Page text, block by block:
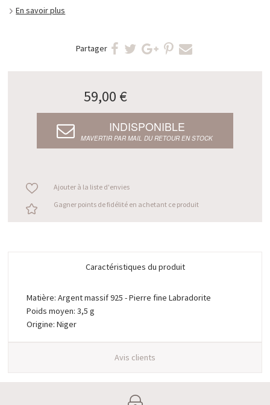
En savoir plus
Partager
59,00 €
INDISPONIBLE
M’AVERTIR PAR MAIL DU RETOUR EN STOCK
Ajouter à la liste d'envies
Gagner points de fidélité en achetant ce produit
Caractéristiques du produit
Matière: Argent massif 925 - Pierre fine Labradorite
Poids moyen: 3,5 g
Origine: Niger
Avis clients